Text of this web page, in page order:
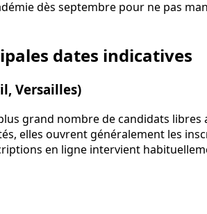
dès septembre pour ne pas
dates indicatives
Versailles)
grand nombre de candidats libres
elles ouvrent généralement les
en ligne intervient